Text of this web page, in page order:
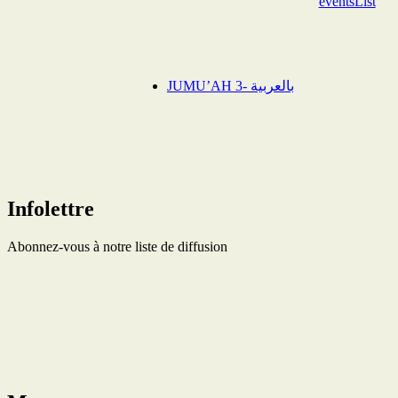
JUMU’AH 3- بالعربية
Infolettre
Abonnez-vous à notre liste de diffusion